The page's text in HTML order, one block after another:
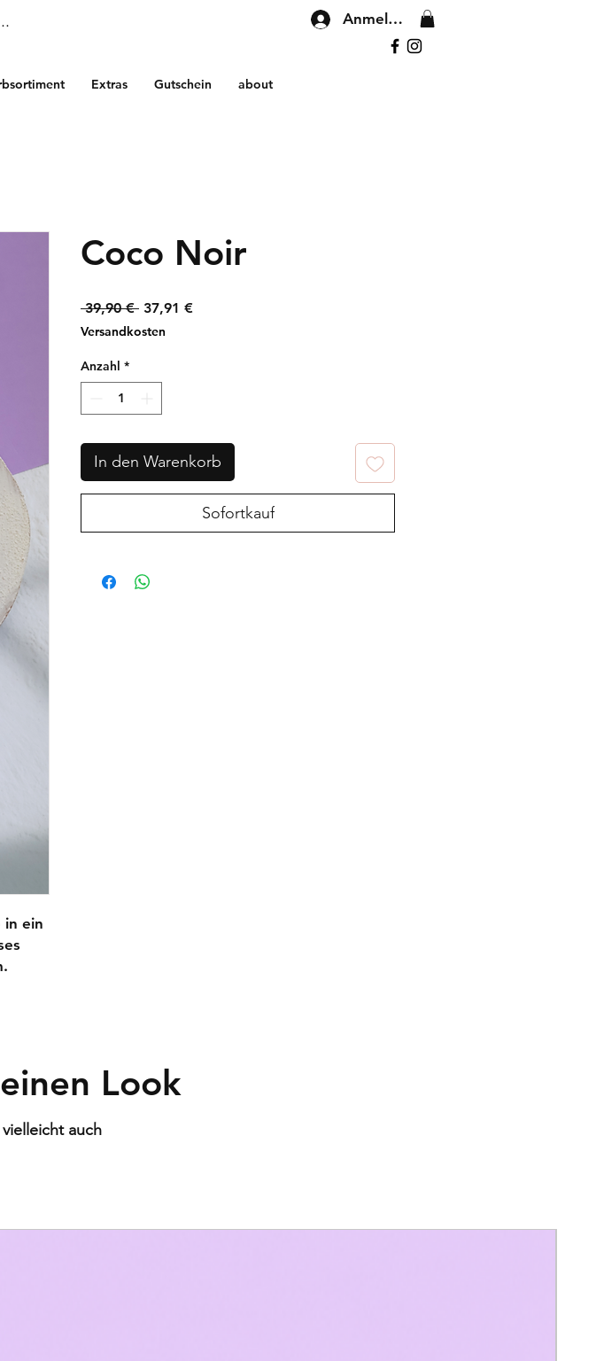
Anmelden
Extras Gutschein about
ein
Coco Noir
39,90 € Standardpreis
37,91 €Sale-
Versandkosten
Anzahl *
In den Warenkorb
Sofortkauf
Look
auch